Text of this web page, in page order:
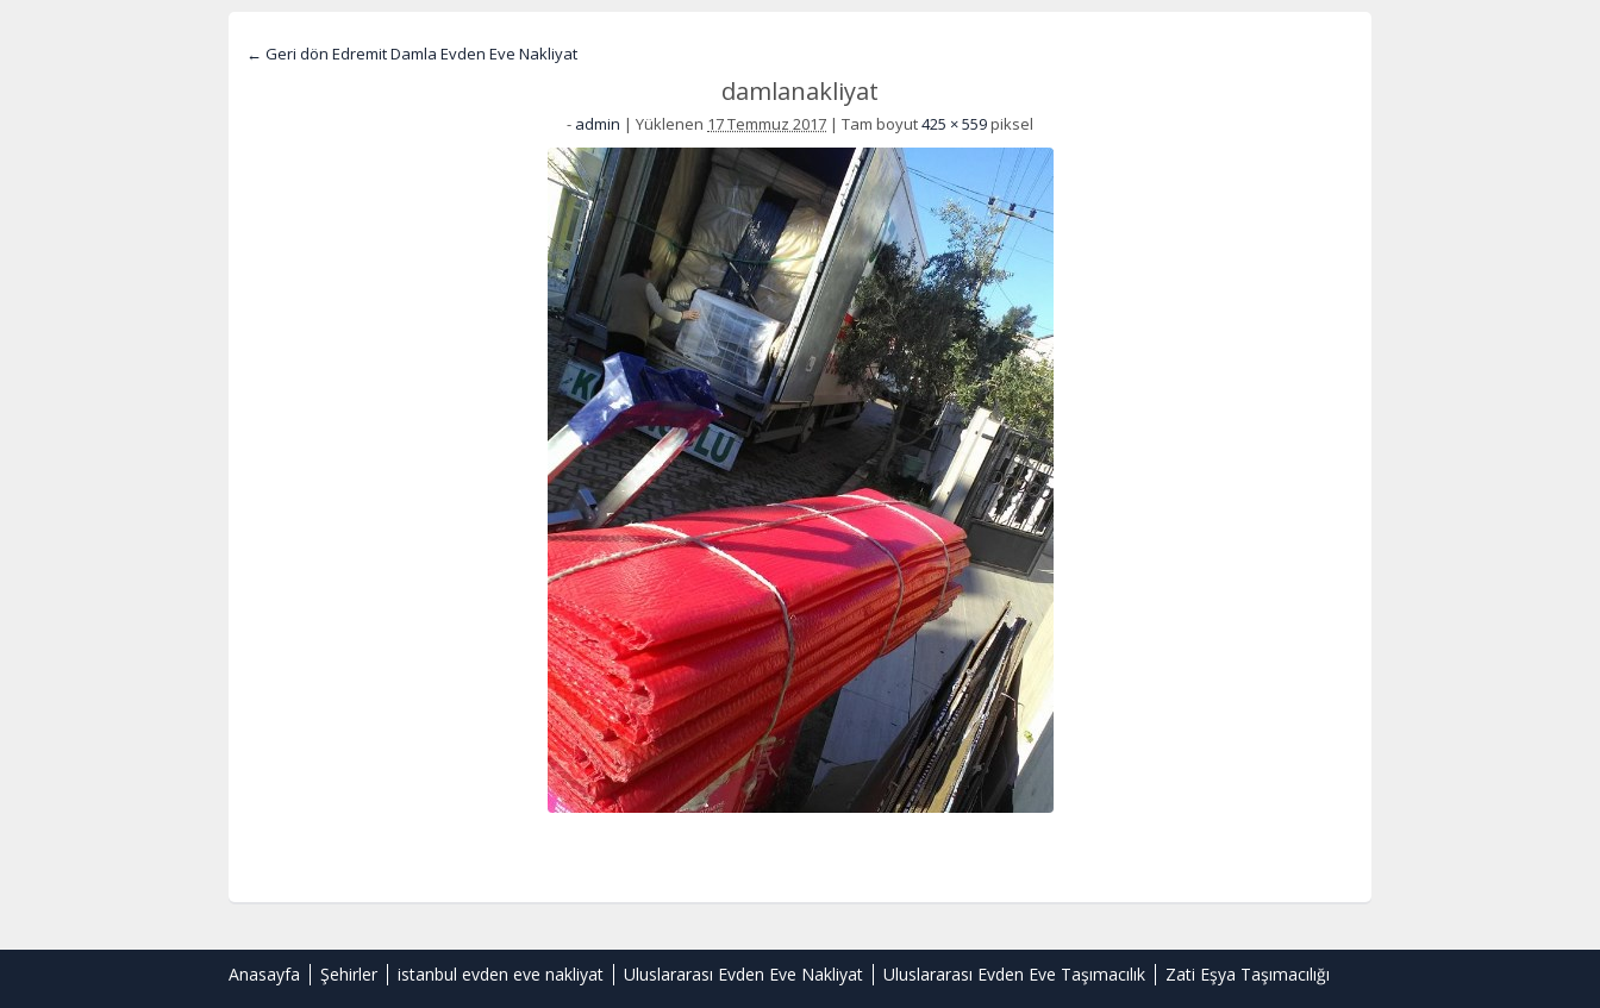
← Geri dön Edremit Damla Evden Eve Nakliyat
damlanakliyat
- admin | Yüklenen 17 Temmuz 2017 | Tam boyut425 × 559piksel
Anasayfa Şehirler istanbul evden eve nakliyat Uluslararası Evden Eve Nakliyat Uluslararası Evden Eve Taşımacılık Zati Eşya Taşımacılığı